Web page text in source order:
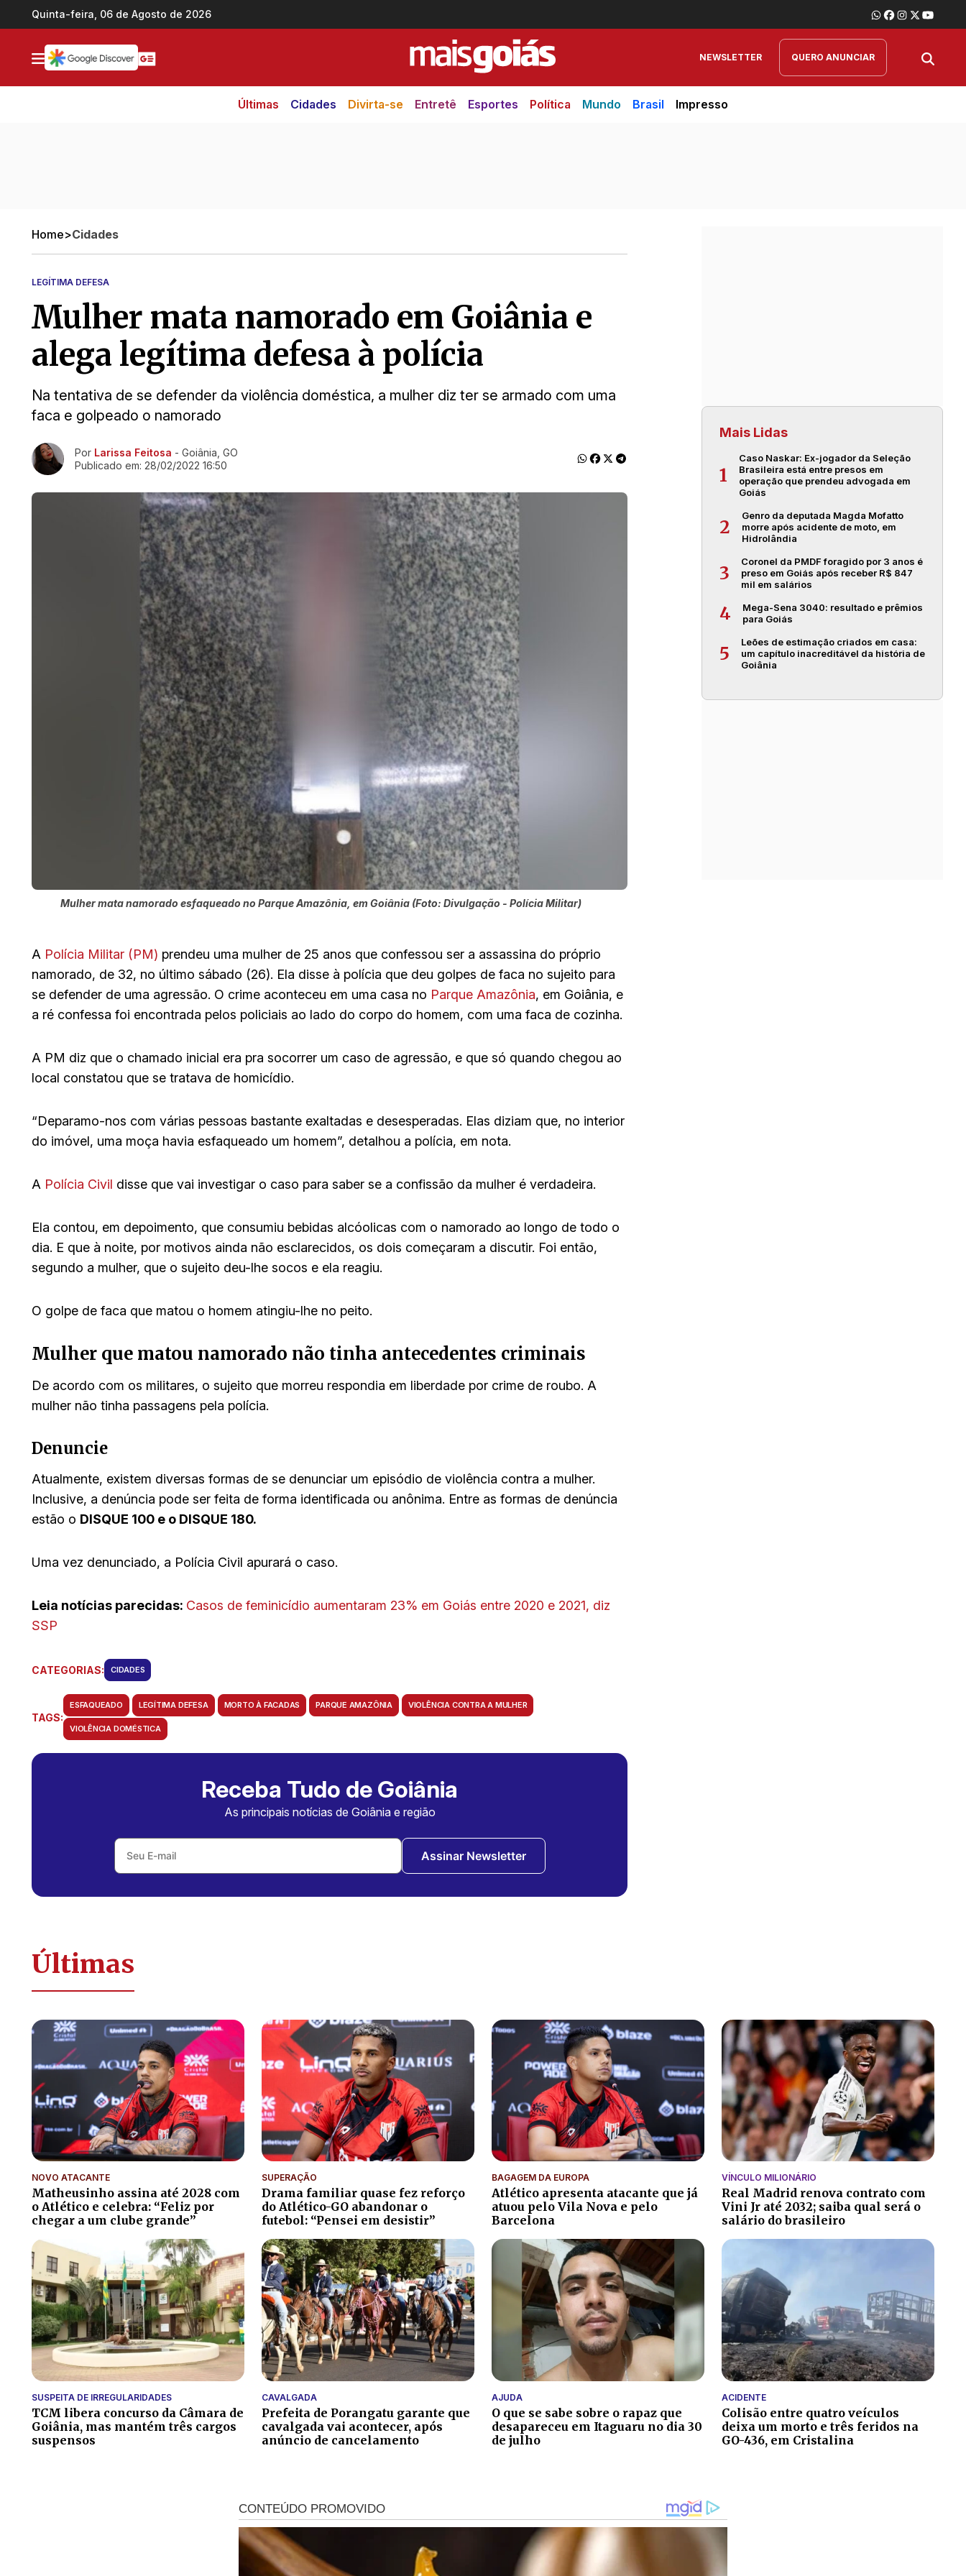
Ir direto pro conteúdo
Quinta-feira, 06 de Agosto de 2026
NEWSLETTER QUERO ANUNCIAR
Últimas Cidades Divirta-se Entretê Esportes Política Mundo Brasil Impresso
Home>Cidades
LEGÍTIMA DEFESA
Mulher mata namorado em Goiânia e
alega legítima defesa à polícia
Na tentativa de se defender da violência doméstica, a mulher diz ter se armado com uma
faca e golpeado o namorado
Ir direto pra matéria
Por Larissa Feitosa - Goiânia, GO
Publicado em: 28/02/2022 16:50
Mulher mata namorado esfaqueado no Parque Amazônia, em Goiânia (Foto: Divulgação - Polícia Militar)
A Polícia Militar (PM) prendeu uma mulher de 25 anos que confessou ser a assassina do próprio
namorado, de 32, no último sábado (26). Ela disse à polícia que deu golpes de faca no sujeito para
se defender de uma agressão. O crime aconteceu em uma casa no Parque Amazônia, em Goiânia, e
a ré confessa foi encontrada pelos policiais ao lado do corpo do homem, com uma faca de cozinha.
A PM diz que o chamado inicial era pra socorrer um caso de agressão, e que só quando chegou ao
local constatou que se tratava de homicídio.
“Deparamo-nos com várias pessoas bastante exaltadas e desesperadas. Elas diziam que, no interior
do imóvel, uma moça havia esfaqueado um homem”, detalhou a polícia, em nota.
A Polícia Civil disse que vai investigar o caso para saber se a confissão da mulher é verdadeira.
Ela contou, em depoimento, que consumiu bebidas alcóolicas com o namorado ao longo de todo o
dia. E que à noite, por motivos ainda não esclarecidos, os dois começaram a discutir. Foi então,
segundo a mulher, que o sujeito deu-lhe socos e ela reagiu.
O golpe de faca que matou o homem atingiu-lhe no peito.
Mulher que matou namorado não tinha antecedentes criminais
De acordo com os militares, o sujeito que morreu respondia em liberdade por crime de roubo. A
mulher não tinha passagens pela polícia.
Denuncie
Atualmente, existem diversas formas de se denunciar um episódio de violência contra a mulher.
Inclusive, a denúncia pode ser feita de forma identificada ou anônima. Entre as formas de denúncia
estão o DISQUE 100 e o DISQUE 180.
Uma vez denunciado, a Polícia Civil apurará o caso.
Leia notícias parecidas: Casos de feminicídio aumentaram 23% em Goiás entre 2020 e 2021, diz
SSP
CATEGORIAS: CIDADES
TAGS:
ESFAQUEADO LEGÍTIMA DEFESA MORTO À FACADAS PARQUE AMAZÔNIA VIOLÊNCIA CONTRA A MULHER
VIOLÊNCIA DOMÉSTICA
Receba Tudo de Goiânia
As principais notícias de Goiânia e região
Assinar Newsletter
Mais Lidas
1
Caso Naskar: Ex-jogador da Seleção
Brasileira está entre presos em
operação que prendeu advogada em
Goiás
2
Genro da deputada Magda Mofatto
morre após acidente de moto, em
Hidrolândia
3
Coronel da PMDF foragido por 3 anos é
preso em Goiás após receber R$ 847
mil em salários
4
Mega-Sena 3040: resultado e prêmios
para Goiás
5
Leões de estimação criados em casa:
um capítulo inacreditável da história de
Goiânia
Últimas
NOVO ATACANTE
Matheusinho assina até 2028 com
o Atlético e celebra: “Feliz por
chegar a um clube grande”
SUPERAÇÃO
Drama familiar quase fez reforço
do Atlético-GO abandonar o
futebol: “Pensei em desistir”
BAGAGEM DA EUROPA
Atlético apresenta atacante que já
atuou pelo Vila Nova e pelo
Barcelona
VÍNCULO MILIONÁRIO
Real Madrid renova contrato com
Vini Jr até 2032; saiba qual será o
salário do brasileiro
SUSPEITA DE IRREGULARIDADES
TCM libera concurso da Câmara de
Goiânia, mas mantém três cargos
suspensos
CAVALGADA
Prefeita de Porangatu garante que
cavalgada vai acontecer, após
anúncio de cancelamento
AJUDA
O que se sabe sobre o rapaz que
desapareceu em Itaguaru no dia 30
de julho
ACIDENTE
Colisão entre quatro veículos
deixa um morto e três feridos na
GO-436, em Cristalina